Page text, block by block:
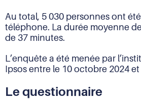
Au total, 5 030 personnes ont
téléphone. La durée moyenne
de 37 minutes.
L’enquête a été menée par
Ipsos entre le 10 octobre 2024
Le questionnaire